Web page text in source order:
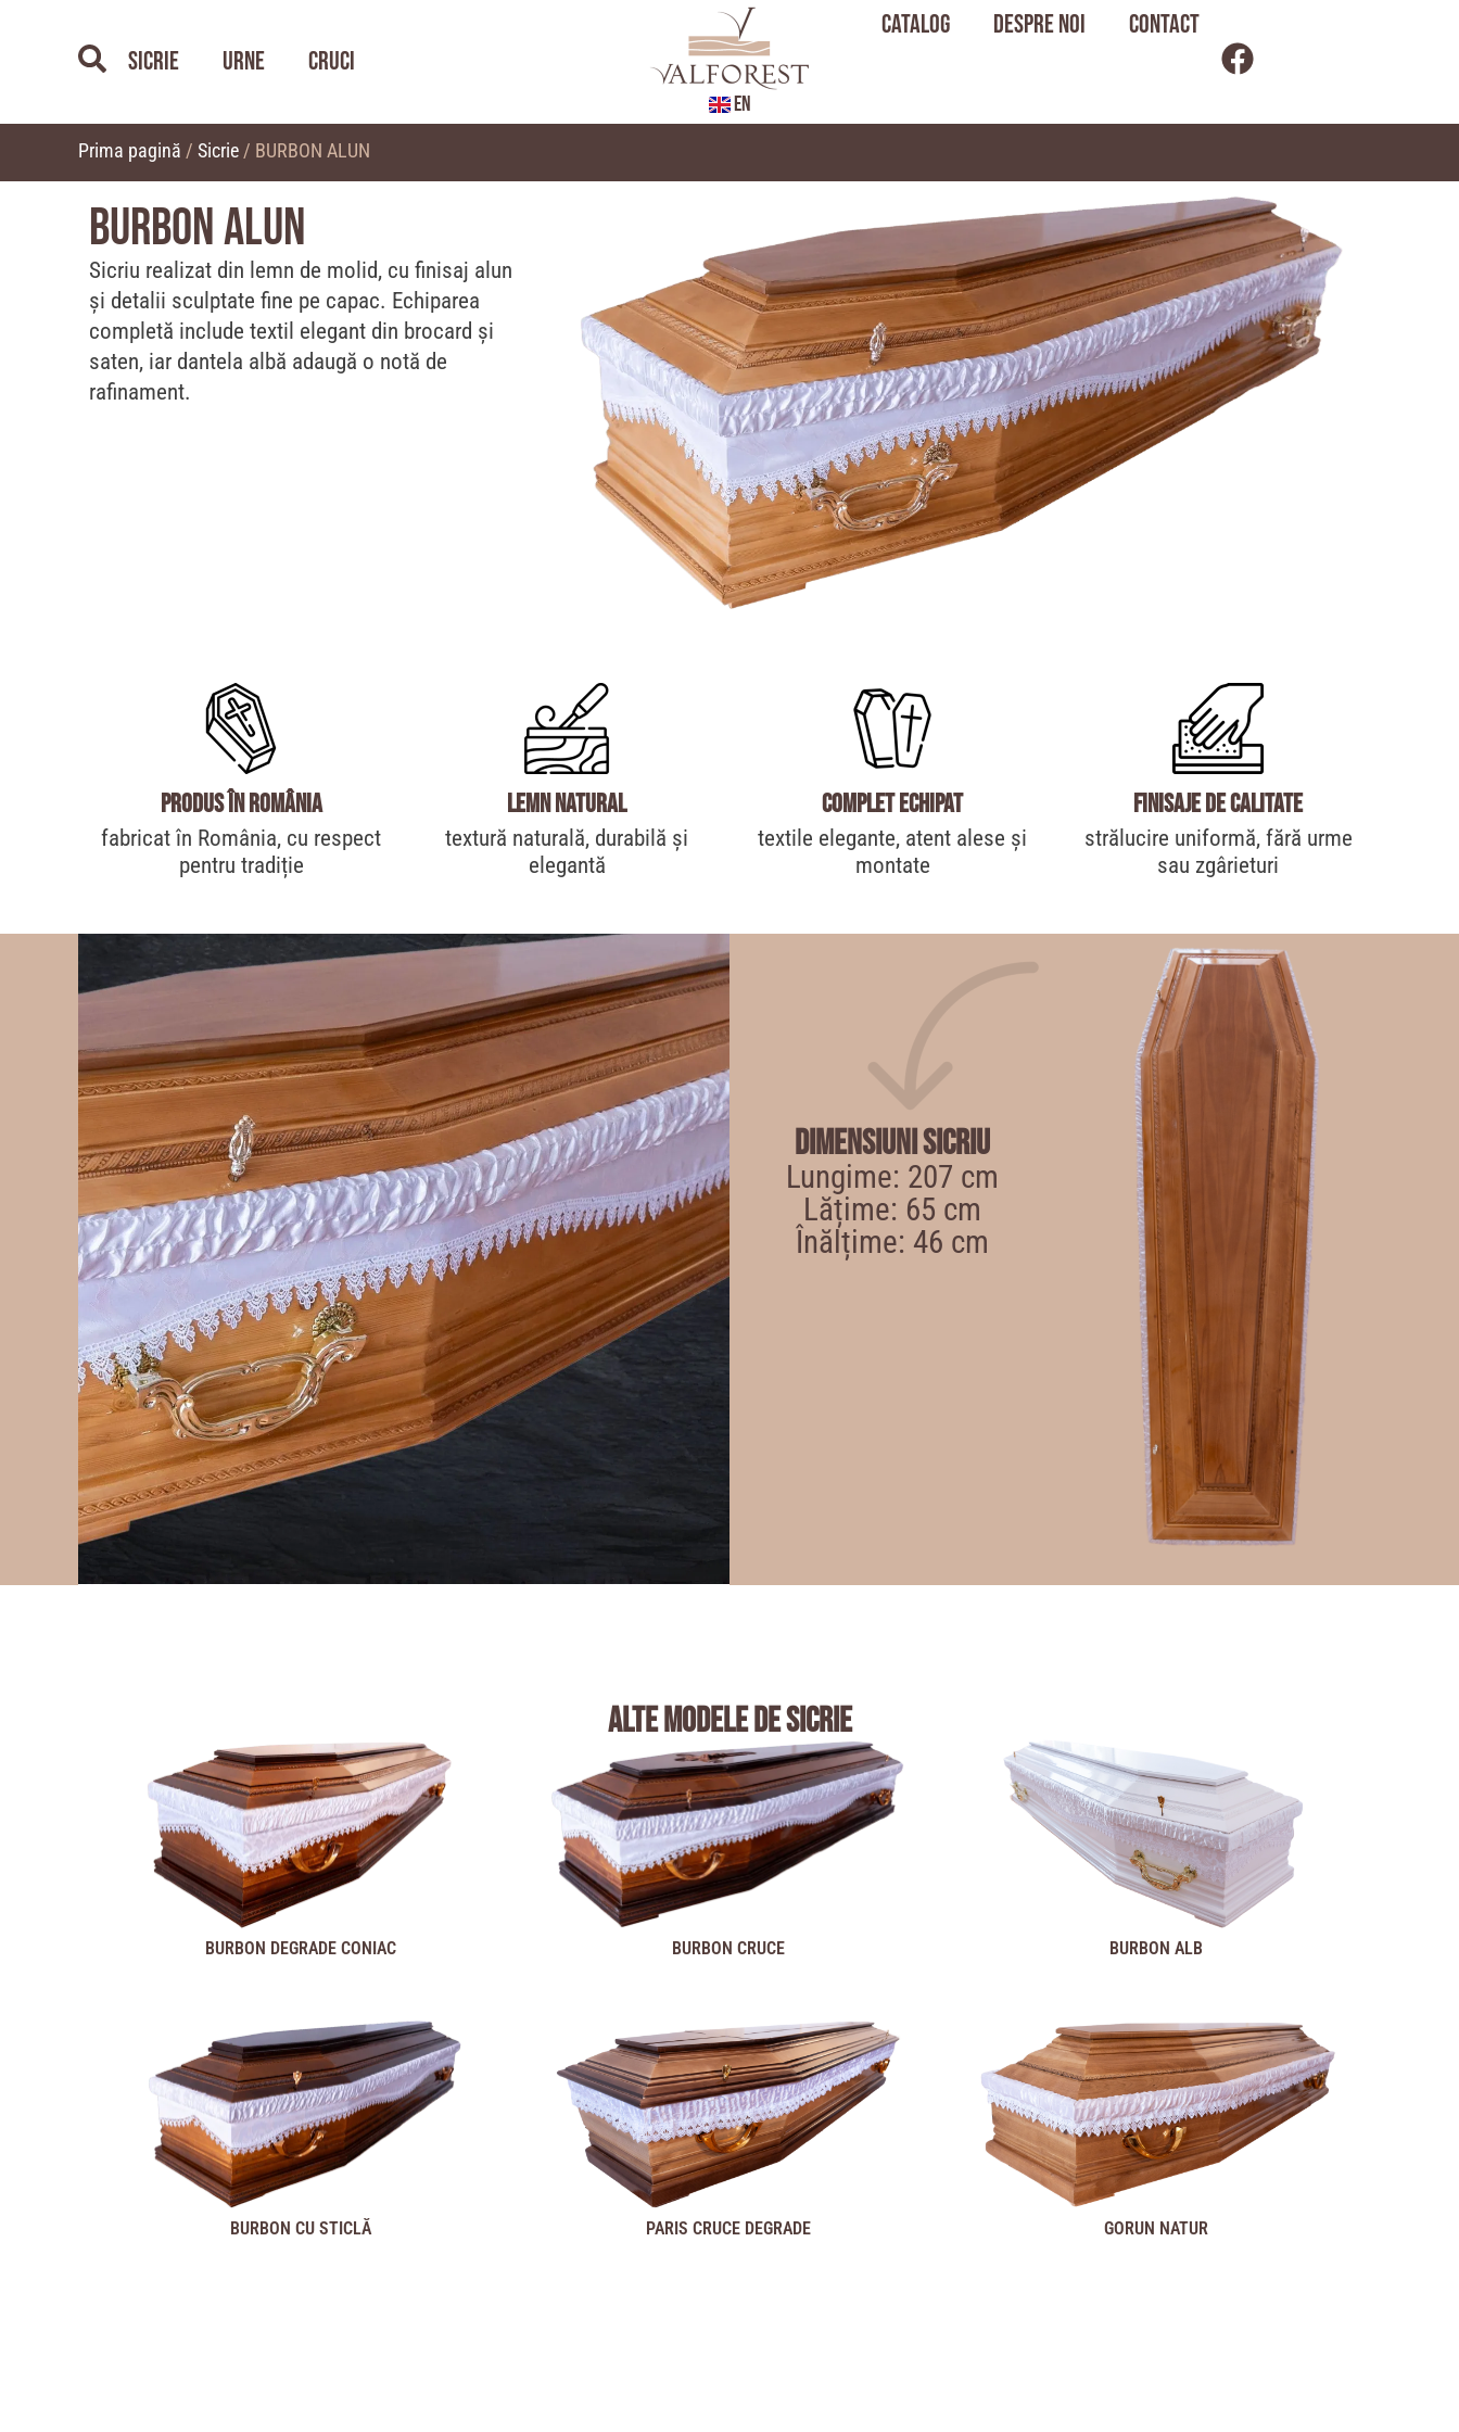
Sicrie Urne Cruci
EN
Catalog Despre noi Contact
Prima pagină / Sicrie / BURBON ALUN
BURBON ALUN
Sicriu realizat din lemn de molid, cu finisaj alun
și detalii sculptate fine pe capac. Echiparea
completă include textil elegant din brocard și
saten, iar dantela albă adaugă o notă de
rafinament.
produs în România
fabricat în România, cu respect
pentru tradiție
Lemn natural
textură naturală, durabilă și
elegantă
Complet echipat
textile elegante, atent alese și
montate
Finisaje de calitate
strălucire uniformă, fără urme
sau zgârieturi
Dimensiuni sicriu
Lungime: 207 cm
Lățime: 65 cm
Înălțime: 46 cm
alte modele de sicrie
BURBON DEGRADE CONIAC BURBON CRUCE BURBON ALB
BURBON CU STICLĂ PARIS CRUCE DEGRADE GORUN NATUR